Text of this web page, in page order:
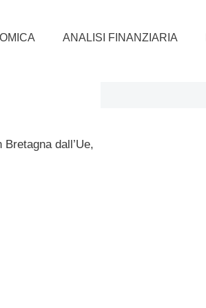
ANALISI FINANZIARIA
dall’Ue,